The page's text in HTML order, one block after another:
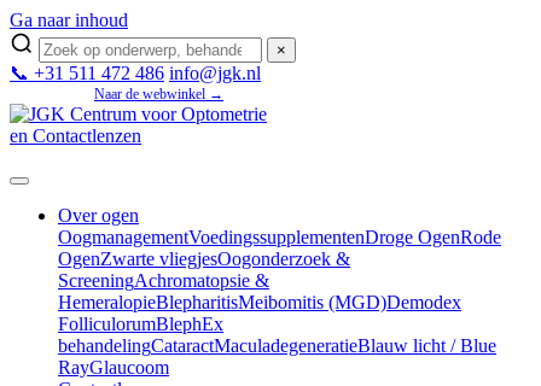
Ga naar inhoud
×
📞 +31 511 472 486 info@jgk.nl
Naar de webwinkel →
Over ogen
OogmanagementVoedingssupplementenDroge OgenRode
OgenZwarte vliegjesOogonderzoek &
ScreeningAchromatopsie &
HemeralopieBlepharitisMeibomitis (MGD)Demodex
FolliculorumBlephEx
behandelingCataractMaculadegeneratieBlauw licht / Blue
RayGlaucoom